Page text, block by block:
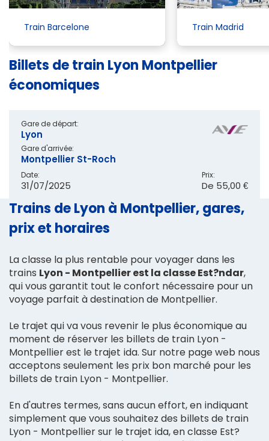
Train Barcelone Train Madrid
Billets de train Lyon Montpellier
économiques
Gare de départ:
Lyon
Gare d'arrivée:
Montpellier St-Roch
Date:
31/07/2025
Prix:
De 55,00 €
Trains de Lyon à Montpellier, gares,
prix et horaires
La classe la plus rentable pour voyager dans les
trains Lyon - Montpellier est la classe Est?ndar,
qui vous garantit tout le confort nécessaire pour un
voyage parfait à destination de Montpellier.
Le trajet qui va vous revenir le plus économique au
moment de réserver les billets de train Lyon -
Montpellier est le trajet ida. Sur notre page web nous
acceptons seulement les prix bon marché pour les
billets de train Lyon - Montpellier.
En d'autres termes, sans aucun effort, en indiquant
simplement que vous souhaitez des billets de train
Lyon - Montpellier sur le trajet ida, en classe Est?